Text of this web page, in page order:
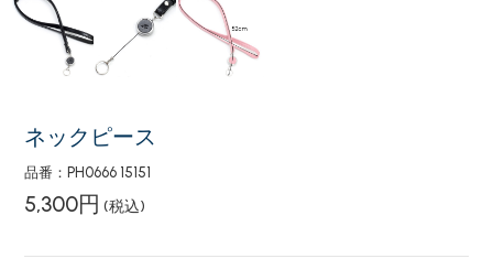
ネックピース
品番：PH0666 15151
5,300円 (税込)